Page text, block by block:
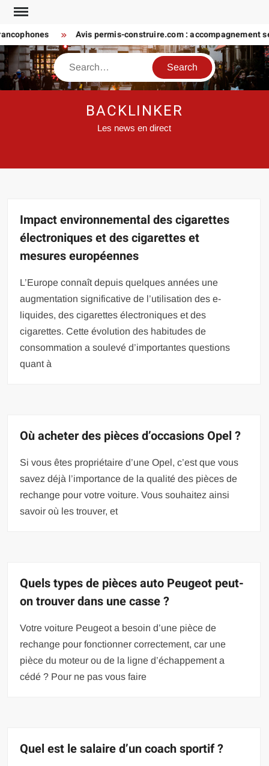
Skip
content
Avis permis-construire.com : accompagnement
Search
BACKLINKER
Les news en direct
Impact environnemental des cigarettes
électroniques et des cigarettes et
mesures européennes
L’Europe connaît depuis quelques années une
augmentation significative de l’utilisation des e-
liquides, des cigarettes électroniques et des
cigarettes. Cette évolution des habitudes de
consommation a soulevé d’importantes questions
quant à
Où acheter des pièces d’occasions Opel ?
Si vous êtes propriétaire d’une Opel, c’est que vous
savez déjà l’importance de la qualité des pièces de
rechange pour votre voiture. Vous souhaitez ainsi
savoir où les trouver, et
Quels types de pièces auto Peugeot peut-
on trouver dans une casse ?
Votre voiture Peugeot a besoin d’une pièce de
rechange pour fonctionner correctement, car une
pièce du moteur ou de la ligne d’échappement a
cédé ? Pour ne pas vous faire
Quel est le salaire d’un coach sportif ?